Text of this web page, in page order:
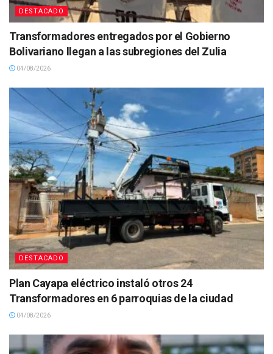
DESTACADO
Transformadores entregados por el Gobierno
Bolivariano llegan a las subregiones del Zulia
04/08/2026
DESTACADO
Plan Cayapa eléctrico instaló otros 24
Transformadores en 6 parroquias de la ciudad
04/08/2026